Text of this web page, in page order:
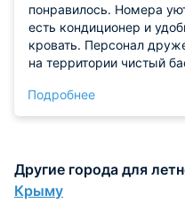
понравилось. Номера
есть кондиционер и
кровать. Персонал
на территории чистый
Самый большой плюс —
потрясающий вид на
Место хорошее,
всем для комфортного
Подробнее
Другие города для
Крыму